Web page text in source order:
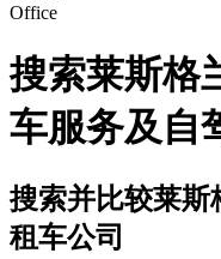
Office
搜索莱斯格
车服务及自
搜索并比较莱斯
租车公司